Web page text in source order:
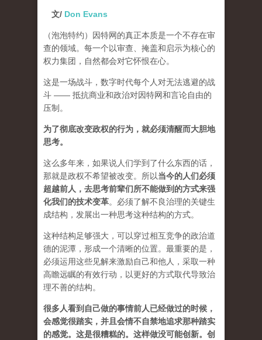
文/ Don Evans
（泡泡特约）
因特网的真正本质是一个不存在审
查的领域。每一个以审查、掩盖和启示为核心的
权力集团，自然都会对它怀恨在心。
这是一场战斗，数字时代每个人对无法逃避的战
斗 —— 抵抗商业和政治对因特网和言论自由的
压制。
为了彻底改变政权的行为，就必须清醒而大胆地
思考。
这么多年来，如果说人们学到了什么东西的话，
那就是政权不希望被改变。所以当今的人们必须
超越前人，去思考前辈们所不能做到的方式来强
化我们的技术变革。必须了解不良治理的关键生
成结构，发展出一种思考这种结构的方式。
这种结构足够强大，可以穿过相互竞争的政治道
德的泥潭，形成一个清晰的位置。最重要的是，
必须运用这些见解来激励自己和他人，采取一种
高瞻远瞩的有效行动，以更好的方式取代导致治
理不善的结构。
很多人看到自己做的事情前人已经做过的时候，
会感觉很踏实，并且会情不自禁地追求那种踏实
的感觉。这是很糟糕的。这样做没可能创新。创